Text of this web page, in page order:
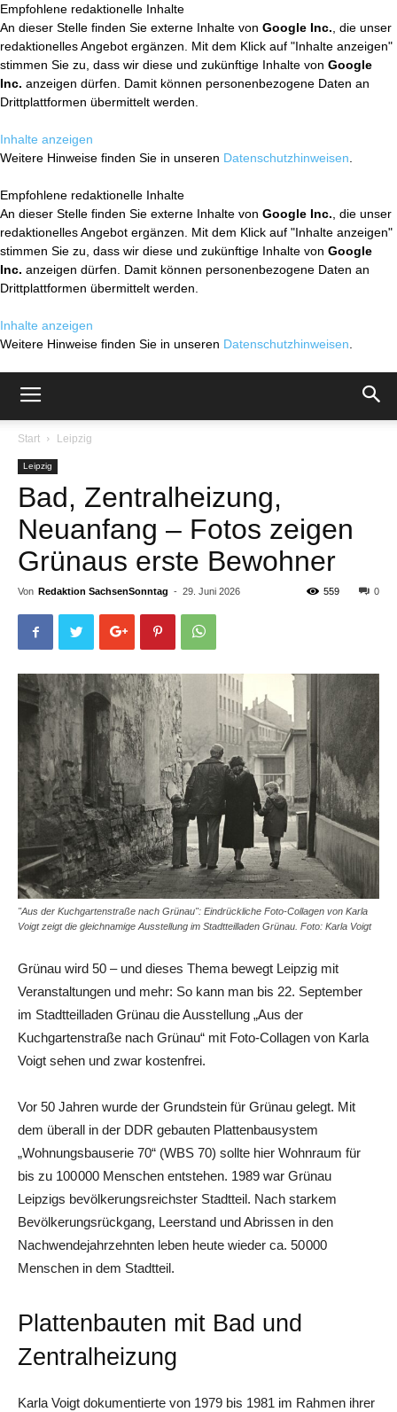
Empfohlene redaktionelle Inhalte
An dieser Stelle finden Sie externe Inhalte von Google Inc. , die unser
redaktionelles Angebot ergänzen. Mit dem Klick auf "Inhalte anzeigen"
stimmen Sie zu, dass wir diese und zukünftige Inhalte von Google
Inc. anzeigen dürfen. Damit können personenbezogene Daten an
Drittplattformen übermittelt werden.
Inhalte anzeigen
Weitere Hinweise finden Sie in unseren Datenschutzhinweisen
Empfohlene redaktionelle Inhalte
An dieser Stelle finden Sie externe Inhalte von Google Inc. , die unser
redaktionelles Angebot ergänzen. Mit dem Klick auf "Inhalte anzeigen"
stimmen Sie zu, dass wir diese und zukünftige Inhalte von Google
Inc. anzeigen dürfen. Damit können personenbezogene Daten an
Drittplattformen übermittelt werden.
Inhalte anzeigen
Weitere Hinweise finden Sie in unseren Datenschutzhinweisen
Start Leipzig
Leipzig
Bad, Zentralheizung,
Neuanfang – Fotos zeigen
Grünaus erste Bewohner
Von Redaktion SachsenSonntag - 29. Juni 2026 0
559
"Aus der Kuchgartenstraße nach Grünau": Eindrückliche Foto-Collagen von Karla
Voigt zeigt die gleichnamige Ausstellung im Stadtteilladen Grünau. Foto: Karla Voigt
Grünau wird 50 – und dieses Thema bewegt Leipzig mit
Veranstaltungen und mehr: So kann man bis 22. September
im Stadtteilladen Grünau die Ausstellung „Aus der
Kuchgartenstraße nach Grünau“ mit Foto-Collagen von Karla
Voigt sehen und zwar kostenfrei.
Vor 50 Jahren wurde der Grundstein für Grünau gelegt. Mit
dem überall in der DDR gebauten Plattenbausystem
„Wohnungsbauserie 70“ (WBS 70) sollte hier Wohnraum für
bis zu 100 000 Menschen entstehen. 1989 war Grünau
Leipzigs bevölkerungsreichster Stadtteil. Nach starkem
Bevölkerungsrückgang, Leerstand und Abrissen in den
Nachwendejahrzehnten leben heute wieder ca. 50 000
Menschen in dem Stadtteil.
Plattenbauten mit Bad und
Zentralheizung
Karla Voigt dokumentierte von 1979 bis 1981 im Rahmen ihrer